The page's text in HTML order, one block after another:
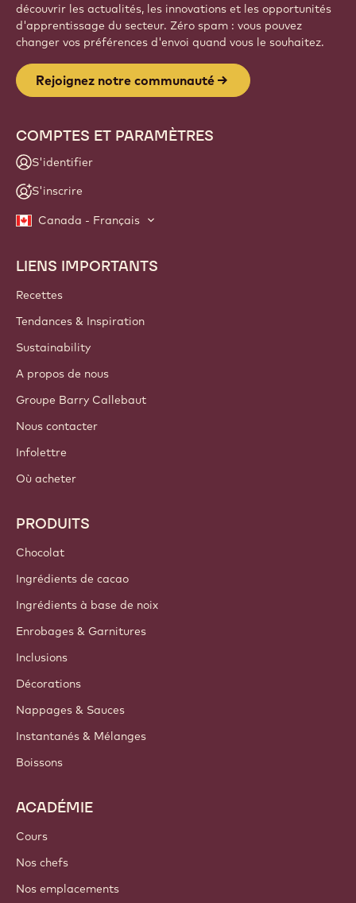
découvrir les actualités, les innovations et les opportunités
d'apprentissage du secteur. Zéro spam : vous pouvez
changer vos préférences d'envoi quand vous le souhaitez.
Rejoignez notre communauté
COMPTES ET PARAMÈTRES
S'identifier
S'inscrire
Canada - Français
Footer
Callebaut
LIENS IMPORTANTS
Recettes
Tendances & Inspiration
Sustainability
A propos de nous
Groupe Barry Callebaut
Nous contacter
Infolettre
Où acheter
PRODUITS
Chocolat
Ingrédients de cacao
Ingrédients à base de noix
Enrobages & Garnitures
Inclusions
Décorations
Nappages & Sauces
Instantanés & Mélanges
Boissons
ACADÉMIE
Cours
Nos chefs
Nos emplacements